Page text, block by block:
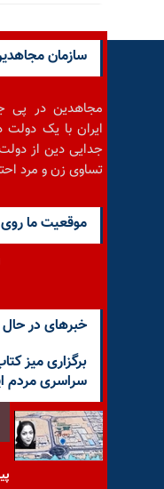
سازمان
مجاهدین در پی
ایران با یک دولت
جدایی دین از
تساوی زن و مرد
موقعيت ما
خبرهای در
برگزاری میز
سراسری مردم